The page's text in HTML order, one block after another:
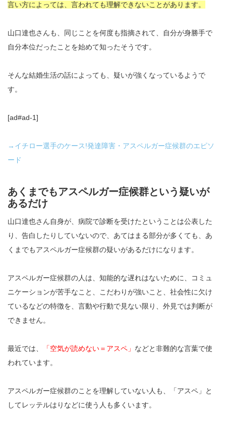
言い方によっては、言われても理解できないことがあります。
山口達也さんも、同じことを何度も指摘されて、自分が身勝手で
自分本位だったことを始めて知ったそうです。
そんな結婚生活の話によっても、疑いが強くなっているようで
す。
[ad#ad-1]
→イチロー選手のケース!発達障害・アスペルガー症候群のエピソ
ード
あくまでもアスペルガー症候群という疑いが
あるだけ
山口達也さん自身が、病院で診断を受けたということは公表した
り、告白したりしていないので、あてはまる部分が多くても、あ
くまでもアスペルガー症候群の疑いがあるだけになります。
アスペルガー症候群の人は、知能的な遅れはないために、コミュ
ニケーションが苦手なこと、こだわりが強いこと、社会性に欠け
ているなどの特徴を、言動や行動で見ない限り、外見では判断が
できません。
最近では、 「空気が読めない＝アスペ」 などと非難的な言葉で使
われています。
アスペルガー症候群のことを理解していない人も、「アスペ」と
してレッテルはりなどに使う人も多くいます。